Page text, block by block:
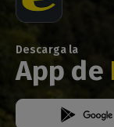
Descarga la
App de